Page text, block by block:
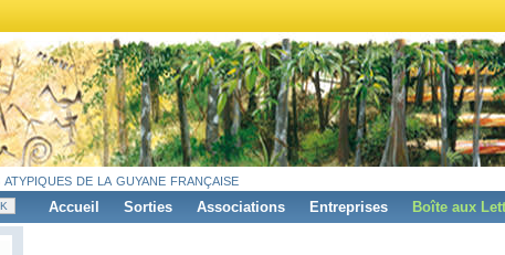
de la guyane française
Accueil Sorties Associations Entreprises Boîte aux